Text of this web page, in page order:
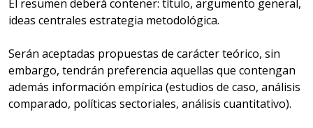
El resumen deberá contener: título, argumento general,
ideas centrales estrategia metodológica.
Serán aceptadas propuestas de carácter teórico, sin
embargo, tendrán preferencia aquellas que contengan
además información empírica (estudios de caso, análisis
comparado, políticas sectoriales, análisis cuantitativo).